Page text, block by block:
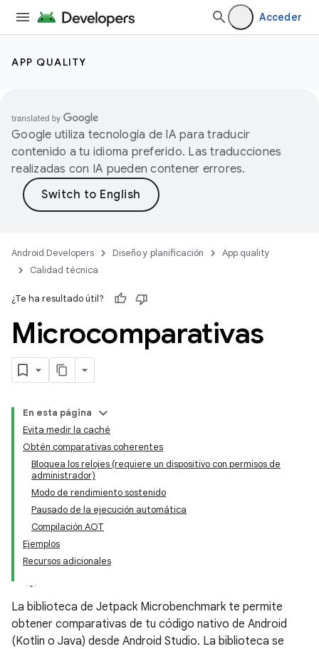
Acceder
APP QUALITY
Google utiliza tecnología de IA para traducir
contenido a tu idioma preferido. Las traducciones
realizadas con IA pueden contener errores.
Android Developers Diseño y planificación
App quality
Calidad técnica
¿Te ha resultado útil?
Microcomparativas
En esta página
Evita medir la caché
Obtén comparativas coherentes
Bloquea los relojes (requiere un dispositivo con permisos de
administrador)
Modo de rendimiento sostenido
Pausado de la ejecución automática
Compilación AOT
Ejemplos
Recursos adicionales
La biblioteca de Jetpack Microbenchmark te permite
obtener comparativas de tu código nativo de Android
(Kotlin o Java) desde Android Studio. La biblioteca se